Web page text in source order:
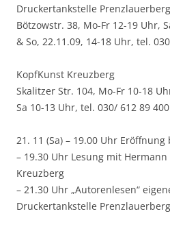
Druckertankstelle Prenzlauerberg
Bötzowstr. 38, Mo-Fr 12-19 Uhr,
& So, 22.11.09, 14-18 Uhr, tel.
KopfKunst Kreuzberg
Skalitzer Str. 104, Mo-Fr 10-18
Sa 10-13 Uhr, tel. 030/ 612 89 400
21. 11 (Sa) – 19.00 Uhr
– 19.30 Uhr Lesung mit
Kreuzberg
– 21.30 Uhr „Autorenlesen“
Druckertankstelle Prenzlauerberg